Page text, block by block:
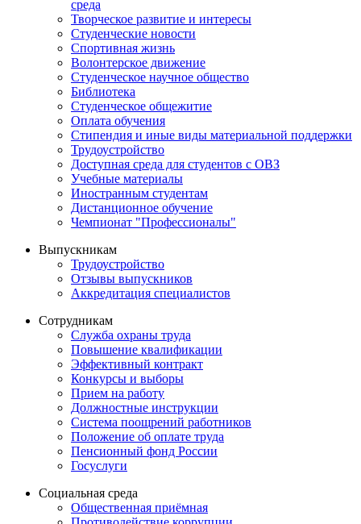
среда
Творческое развитие и интересы
Студенческие новости
Спортивная жизнь
Волонтерское движение
Студенческое научное общество
Библиотека
Студенческое общежитие
Оплата обучения
Стипендия и иные виды материальной поддержки
Трудоустройство
Доступная среда для студентов с ОВЗ
Учебные материалы
Иностранным студентам
Дистанционное обучение
Чемпионат "Профессионалы"
Выпускникам
Трудоустройство
Отзывы выпускников
Аккредитация специалистов
Сотрудникам
Служба охраны труда
Повышение квалификации
Эффективный контракт
Конкурсы и выборы
Прием на работу
Должностные инструкции
Система поощрений работников
Положение об оплате труда
Пенсионный фонд России
Госуслуги
Социальная среда
Общественная приёмная